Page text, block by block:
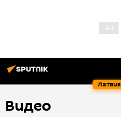
Латвия
Видео